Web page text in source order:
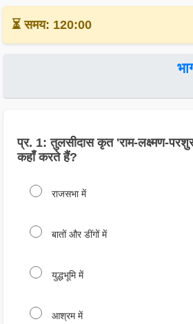
⏳ समय: 120:00
प्र. 1: तुलसीदास कृत 'राम-लक्ष्मण-
कहाँ करते हैं?
राजसभा में
बातों और डींगों में
युद्धभूमि में
आश्रम में